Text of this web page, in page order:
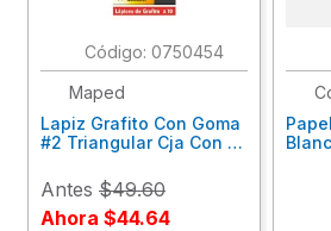
: 0750454
Maped
Lapiz Grafito Con Goma
#2 Triangular Cja Con 10
Antes $49.60
Ahora $44.64